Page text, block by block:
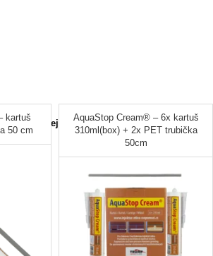
zdiva (nejen) svépomocí
kartuš
50 cm
AquaStop Cream® – 6x kartuš
310ml(box) + 2x PET trubička
50cm